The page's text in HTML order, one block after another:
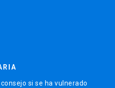
si se ha vulnerado